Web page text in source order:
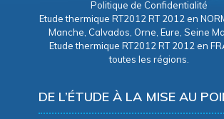
Politique de Confidentialité
Etude thermique RT2012 RT 2012 en
Manche, Calvados, Orne, Eure, Seine
Etude thermique RT2012 RT 2012 en
toutes les régions.
DE L’ÉTUDE À LA MISE AU